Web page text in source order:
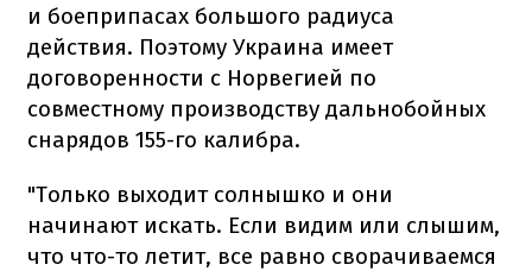
и боеприпасах большого радиуса
действия. Поэтому Украина имеет
договоренности с Норвегией по
совместному производству дальнобойных
снарядов 155-го калибра.
"Только выходит солнышко и они
начинают искать. Если видим или слышим,
что что-то летит, все равно сворачиваемся